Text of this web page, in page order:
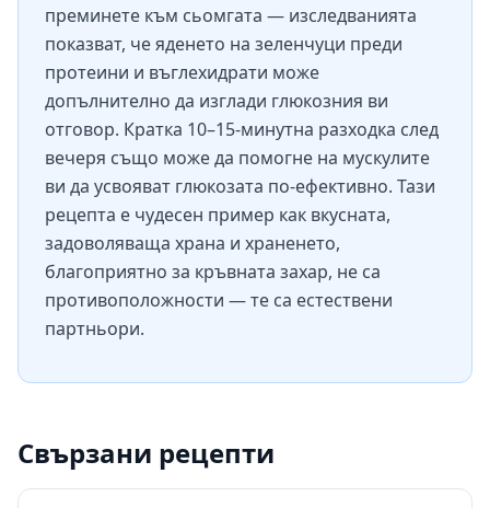
преминете към сьомгата — изследванията
показват, че яденето на зеленчуци преди
протеини и въглехидрати може
допълнително да изглади глюкозния ви
отговор. Кратка 10–15-минутна разходка след
вечеря също може да помогне на мускулите
ви да усвояват глюкозата по-ефективно. Тази
рецепта е чудесен пример как вкусната,
задоволяваща храна и храненето,
благоприятно за кръвната захар, не са
противоположности — те са естествени
партньори.
Свързани рецепти